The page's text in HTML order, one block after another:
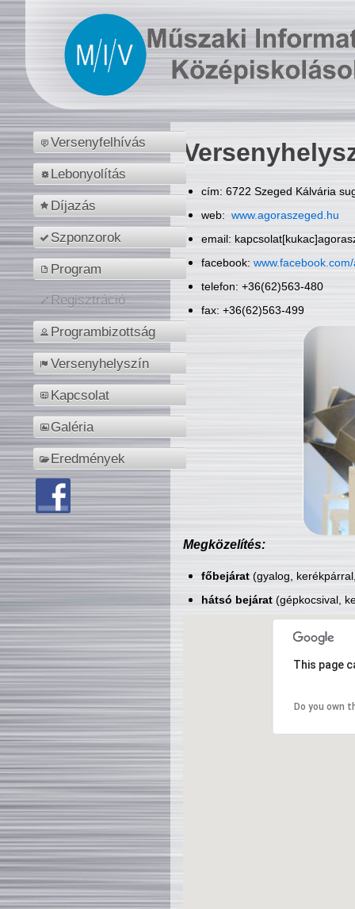
Versenyfelhívás
Lebonyolítás
Díjazás
Szponzorok
Program
Regisztráció
Programbizottság
Versenyhelyszín
Kapcsolat
Galéria
Eredmények
cím: 6722 Szeged Kálvária
web: www.agoraszeged.hu
email:
facebook:
telefon: +36(62)563-480
fax: +36(62)563-499
Megközelítés:
főbejárat(gyalog,
hátsó bejárat(gépkocsival,
This page
Do you own